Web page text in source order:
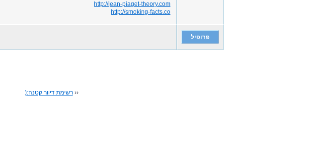
http://jean-piaget-theory.com
http://smoking-facts.co
פרופיל
‹‹רשימת דיוור קטנה:(